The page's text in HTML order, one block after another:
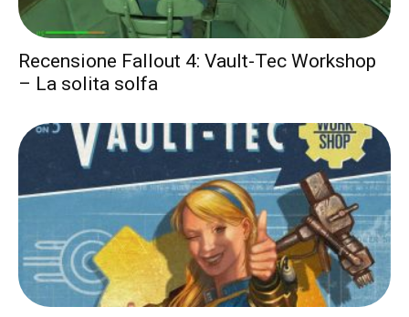
Recensione Fallout 4: Vault-Tec Workshop
– La solita solfa